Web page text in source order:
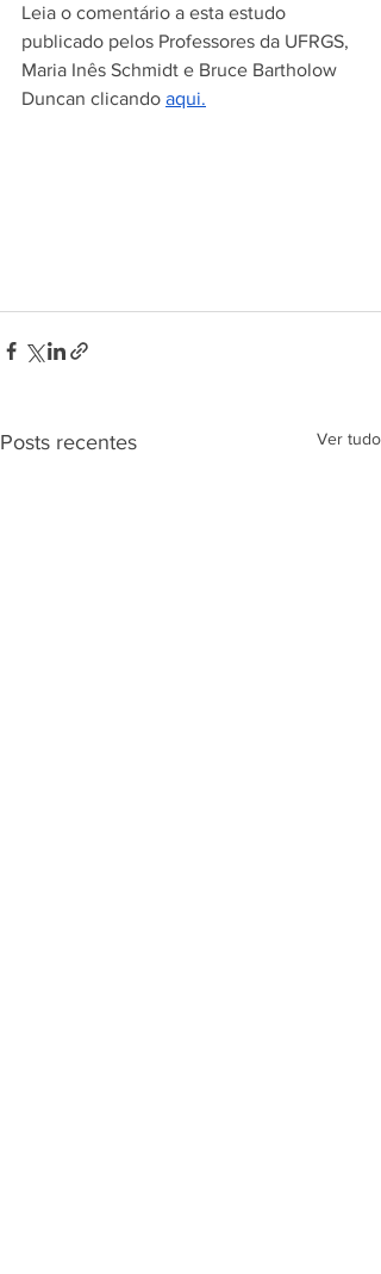
Leia o comentário a esta estudo
publicado pelos Professores da UFRGS,
Maria Inês Schmidt e Bruce Bartholow
Duncan clicando aqui.
Posts recentes Ver tudo